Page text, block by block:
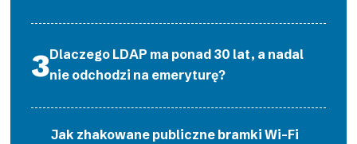
Dlaczego LDAP ma ponad 30 lat, a nadal
nie odchodzi na emeryturę?
Jak zhakowane publiczne bramki Wi-Fi